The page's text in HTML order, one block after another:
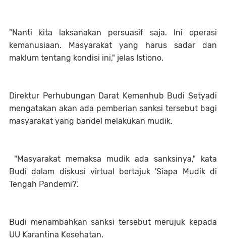
"Nanti kita laksanakan persuasif saja. Ini operasi
kemanusiaan. Masyarakat yang harus sadar dan
maklum tentang kondisi ini," jelas Istiono.
Direktur Perhubungan Darat Kemenhub Budi Setyadi
mengatakan akan ada pemberian sanksi tersebut bagi
masyarakat yang bandel melakukan mudik.
"Masyarakat memaksa mudik ada sanksinya," kata
Budi dalam diskusi virtual bertajuk 'Siapa Mudik di
Tengah Pandemi?'.
Budi menambahkan sanksi tersebut merujuk kepada
UU Karantina Kesehatan.